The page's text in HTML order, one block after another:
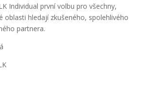
Individual první volbu pro všechny,
oblasti hledají zkušeného, spolehlivého
partnera.